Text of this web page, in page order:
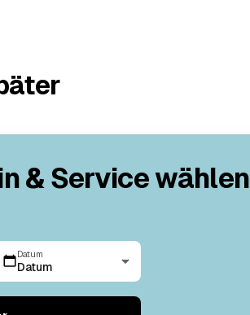
& Service wählen
Datum
Datum